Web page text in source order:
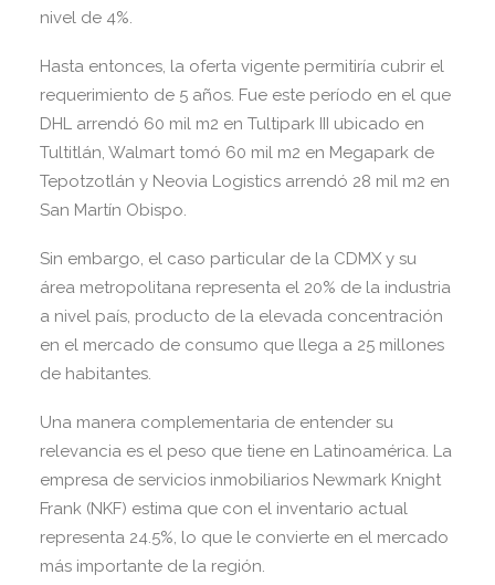
nivel de 4%.
Hasta entonces, la oferta vigente permitiría cubrir el
requerimiento de 5 años. Fue este período en el que
DHL arrendó 60 mil m2 en Tultipark III ubicado en
Tultitlán, Walmart tomó 60 mil m2 en Megapark de
Tepotzotlán y Neovia Logistics arrendó 28 mil m2 en
San Martín Obispo.
Sin embargo, el caso particular de la CDMX y su
área metropolitana representa el 20% de la industria
a nivel país, producto de la elevada concentración
en el mercado de consumo que llega a 25 millones
de habitantes.
Una manera complementaria de entender su
relevancia es el peso que tiene en Latinoamérica. La
empresa de servicios inmobiliarios Newmark Knight
Frank (NKF) estima que con el inventario actual
representa 24.5%, lo que le convierte en el mercado
más importante de la región.